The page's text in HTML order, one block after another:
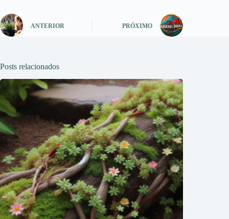
ANTERIOR PRÓXIMO
Posts relacionados